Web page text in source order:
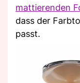
mattierenden
dass der
passt.